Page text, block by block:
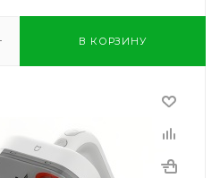
В КОРЗИНУ